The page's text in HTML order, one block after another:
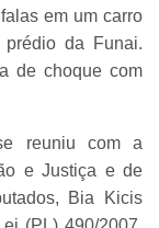
em um carro
da Funai.
de choque com
reuniu com a
e Justiça e de
Bia Kicis